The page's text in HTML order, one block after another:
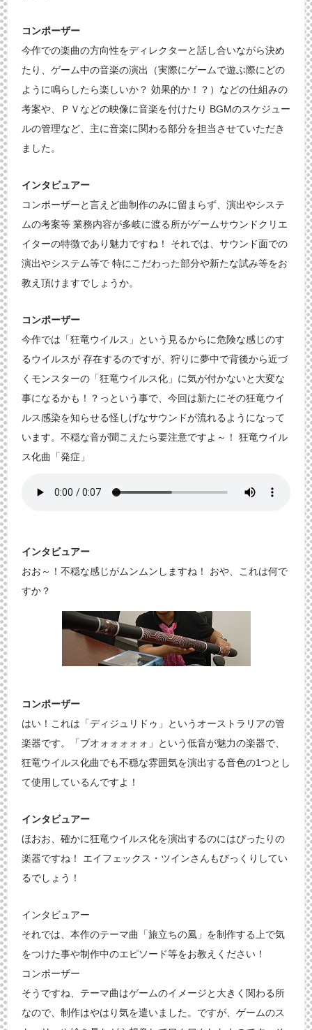
コンポーザー
今作での楽曲の方向性をディレクターと話し合いながら決め
たり、ゲーム中の音楽の演出（実際にゲームで遊ぶ際にどの
ように鳴らしたら楽しいか？ 効果的か！？）などの仕組みの
考案や、ＰＶなどの映像に音楽を付けたり BGMのスケジュー
ルの管理など、主に音楽に関わる部分を担当させていただき
ました。
インタビュアー
コンポーザーと言えど曲制作のみに留まらず、演出やシステ
ムの考案等 業務内容が多岐に渡る所がゲームサウンドクリエ
イターの特徴であり魅力ですね！ それでは、サウンド面での
演出やシステム等で 特にこだわった部分や新たな試み等をお
教え頂けますでしょうか。
コンポーザー
今作では「狂竜ウイルス」という見るからに危険な感じのす
るウイルスが 存在するのですが、狩りに夢中で背後から近づ
くモンスターの「狂竜ウイルス化」に気が付かないと大変な
事になるかも！？っという事で、今回は新たにその狂竜ウイ
ルス感染を知らせる怪しげなサウンドが流れるようになって
います。不穏な音が聞こえたら要注意ですよ～！ 狂竜ウイル
ス化曲「発症」
インタビュアー
おお～！不穏な感じがムンムンしますね！ おや、これは何で
すか？
コンポーザー
はい！これは「ディジュリドゥ」というオーストラリアの管
楽器です。「ブオォォォォォ」という低音が魅力の楽器で、
狂竜ウイルス化曲でも不穏な雰囲気を演出する音色の1つとし
て使用しているんですよ！
インタビュアー
ほおお、確かに狂竜ウイルス化を演出するのにはぴったりの
楽器ですね！ エイフェックス・ツインさんもびっくりしてい
るでしょう！
インタビュアー
それでは、本作のテーマ曲「旅立ちの風」を制作する上で気
をつけた事や制作中のエピソード等をお教えください！
コンポーザー
そうですね、テーマ曲はゲームのイメージと大きく関わる所
なので、制作はやはり気を遣いました。ですが、ゲームのス